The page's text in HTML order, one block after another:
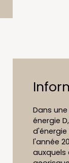
Dans
énergie
l'année
auxquels